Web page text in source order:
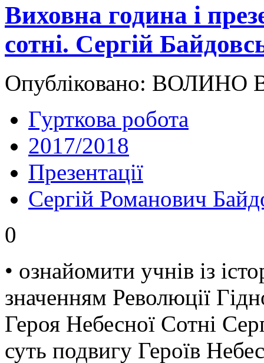
Виховна година і
сотні. Сергій
Опубліковано: ВОЛИНО
Гурткова робота
2017/2018
Презентації
Сергій Романович
0
• ознайомити учнів із
значенням Революції
Героя Небесної Сотні
суть подвигу Героїв